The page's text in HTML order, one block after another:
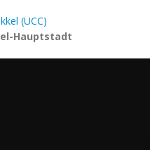
(UCC)
Hauptstadt